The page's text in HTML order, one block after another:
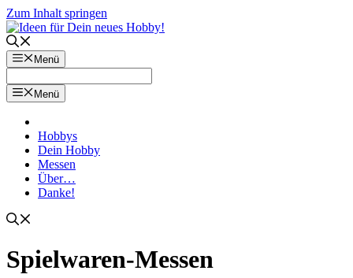
Zum Inhalt springen
Menü
Menü
Hobbys
Dein Hobby
Messen
Über…
Danke!
Spielwaren-Messen